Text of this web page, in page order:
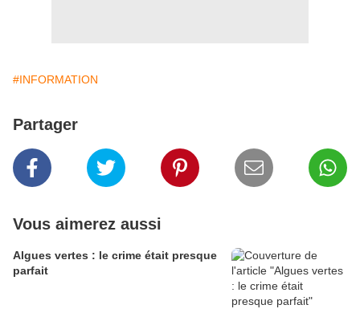
#INFORMATION
Partager
Vous aimerez aussi
Algues vertes : le crime était presque
parfait